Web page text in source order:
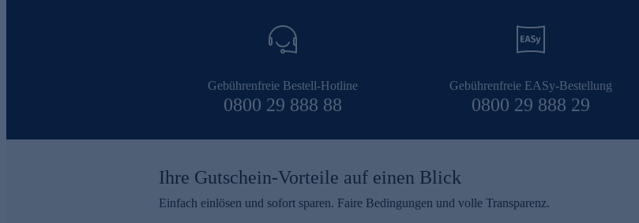
Gebührenfreie Bestell-Hotline
0800 29 888 88
Gebührenfreie EASy-Bestellung
0800 29 888 29
Ihre Gutschein-Vorteile auf einen Blick
Einfach einlösen und sofort sparen. Faire Bedingungen und volle Transparenz.